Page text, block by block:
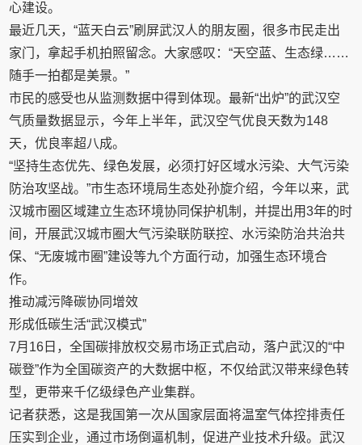
心建设。
最近几天，“蓝天白云”刷屏武汉人的朋友圈，很多市民走出
家门，拿起手机拍照留念。大家感叹：“天空蓝、生态绿……
随手一拍都是美景。”
市民的感受也从监测数据中得到体现。最新“出炉”的武汉空
气质量数据显示，今年上半年，武汉空气优良天数为148
天，优良率超八成。
“坚持生态优先、绿色发展，必须打好区域水污染、大气污染
防治攻坚战。”市生态环境局生态处孙旋介绍，今年以来，武
汉城市圈区域建立生态环境协同保护机制，并提出用3年的时
间，开展武汉城市圈大气污染联防联控、水污染防治共治共
保、“无废城市圈”建设等九个方面行动，加强生态环境合
作。
推动减污降碳协同增效
形成低碳生活“武汉模式”
7月16日，全国碳排放权交易市场正式启动，落户武汉的“中
碳登”作为全国碳资产的大数据中枢，不仅给武汉带来绿色转
型，更带来千亿级绿色产业集群。
记者获悉，这是我国第一次从国家层面将温室气体控排责任
压实到企业，通过市场倒逼机制，促进产业技术升级。武汉